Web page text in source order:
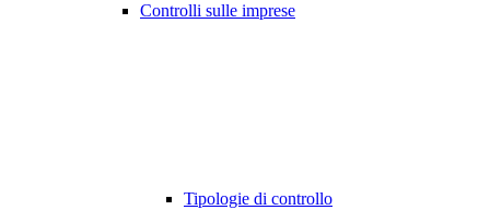
Controlli sulle imprese
Tipologie di controllo